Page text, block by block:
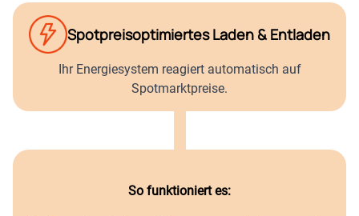
Spotpreisoptimiertes Laden & Entladen
Ihr Energiesystem reagiert automatisch auf
Spotmarktpreise.
So funktioniert es: